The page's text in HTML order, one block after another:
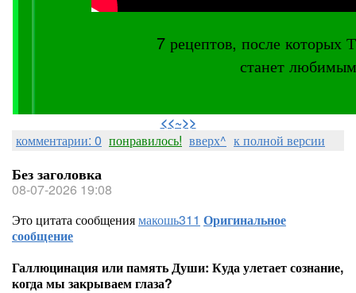
7 рецептов, после
станет
<<~>>
комментарии: 0 понравилось! вверх^ к полной версии
Без заголовка
08-07-2026 19:08
Это цитата сообщениямакошь311 Оригинальное
сообщение
Галлюцинация или память Души: Куда улетает сознание,
когда мы закрываем глаза?